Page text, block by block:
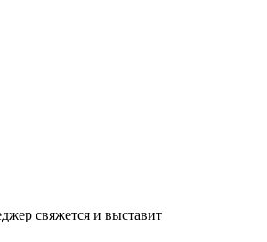
свяжется и выставит